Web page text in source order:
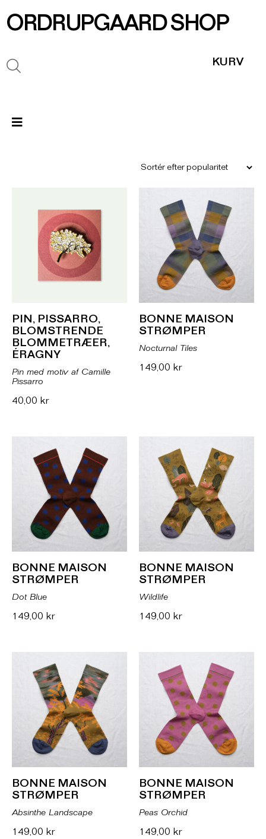
ORDRUPGAARD SHOP
PIN, PISSARRO,
BLOMSTRENDE
BLOMMETRÆER,
ÉRAGNY
Pin med motiv af Camille
Pissarro
40,00 kr
BONNE MAISON
STRØMPER
Nocturnal Tiles
149,00 kr
BONNE MAISON
STRØMPER
Dot Blue
149,00 kr
BONNE MAISON
STRØMPER
Wildlife
149,00 kr
BONNE MAISON
STRØMPER
Absinthe Landscape
149,00 kr
BONNE MAISON
STRØMPER
Peas Orchid
149,00 kr